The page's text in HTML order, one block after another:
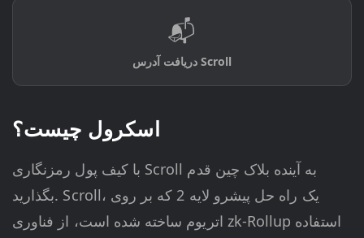
📬
دریافت آدرس Scroll
اسکرول چیست؟
با کیف پول رمزنگاری Scroll به آینده بلاک چین قدم
بگذارید. Scroll، یک راه حل پیشرو لایه 2 که بر روی
اتریوم ساخته شده است، از فناوری zk-Rollup استفاده